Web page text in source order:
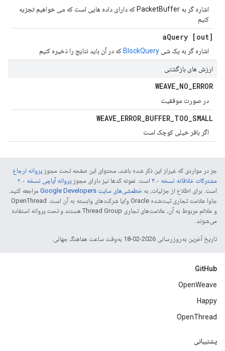
اشاره گر به PacketBuffer که دارای داده هایی است که می خواهیم تجزیه
کنیم
[out] a
Query
اشاره گر به یک شی BlockQuery که در آن باید نتایج را ذخیره کنیم
ارزش های بازگشتی
WEAVE_NO_ERROR
در صورت موفقیت
WEAVE_ERROR_BUFFER_TOO_SMALL
اگر بافر خیلی کوچک است
جز در مواردی که غیراز این ذکر شده باشد، محتوای این صفحه تحت مجوز پروانه ارجاع
مشترکات خلاقانه نسخه ۴.۰
است. نمونه کدها نیز دارای مجوز پروانه آپاچی نسخه ۲.۰
است. برای اطلاع از جزئیات، به خطمشی‌های سایت Google Developers‏
مراجعه کنید.
جاوا علامت تجاری ثبت‌شده Oracle و/یا شرکت‌های وابسته به آن است. ‫OpenThread
و علائم مربوط به آن، علامت‌های تجاری Thread Group هستند و تحت پروانه استفاده
می‌شوند.
تاریخ آخرین به‌روزرسانی 2026-02-18 به‌وقت ساعت هماهنگ جهانی.
GitHub
OpenWeave
Happy
OpenThread
پشتیبانی